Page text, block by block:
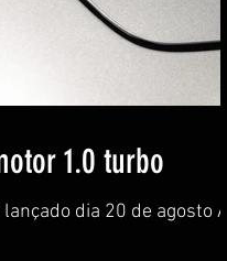
1.0 turbo
dia 20 de agosto A